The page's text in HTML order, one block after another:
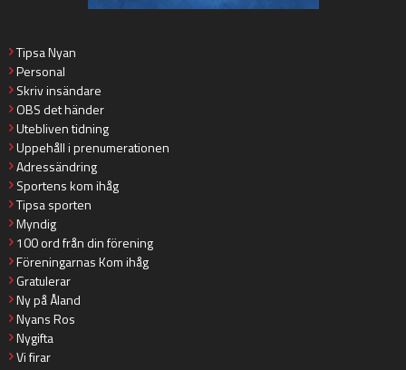
Tipsa Nyan
Personal
Skriv insändare
OBS det händer
Utebliven tidning
Uppehåll i prenumerationen
Adressändring
Sportens kom ihåg
Tipsa sporten
Myndig
100 ord från din förening
Föreningarnas Kom ihåg
Gratulerar
Ny på Åland
Nyans Ros
Nygifta
Vi firar